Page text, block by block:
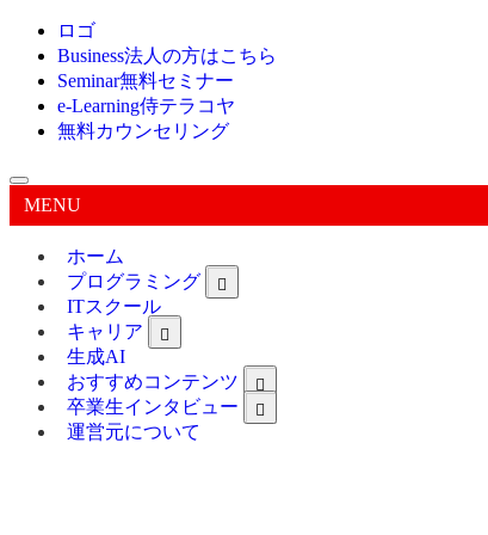
ロゴ
Business法人の方はこちら
Seminar無料セミナー
e-Learning侍テラコヤ
無料カウンセリング
MENU
ホーム
プログラミング
ITスクール
キャリア
生成AI
おすすめコンテンツ
卒業生インタビュー
運営元について